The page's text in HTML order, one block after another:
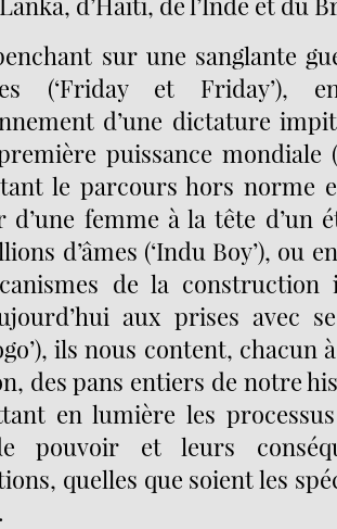
sur une sanglante
(‘Friday et Friday’),
d’une dictature
puissance mondiale
le parcours hors norme
d’une femme à la tête d’un
d’âmes (‘Indu Boy’), ou
de la construction
aux prises avec
ils nous content, chacun
des pans entiers de notre
en lumière les
pouvoir et leurs
quelles que soient les